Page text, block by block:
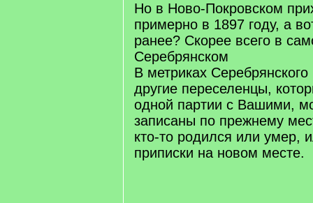
Но в Ново-Покровском
примерно в 1897 году, а
ранее? Скорее всего в
Серебрянском
В метриках
другие переселенцы,
одной партии с Вашими,
записаны по прежнему
кто-то родился или умер,
приписки на новом месте.